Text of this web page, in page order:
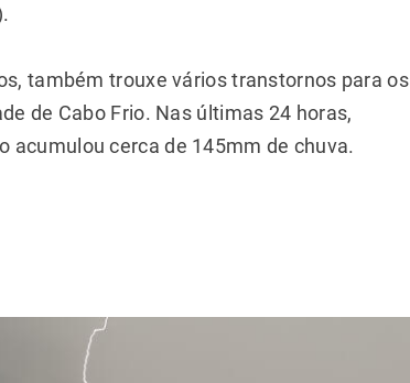
também trouxe vários transtornos para os
de Cabo Frio. Nas últimas 24 horas,
acumulou cerca de 145mm de chuva.